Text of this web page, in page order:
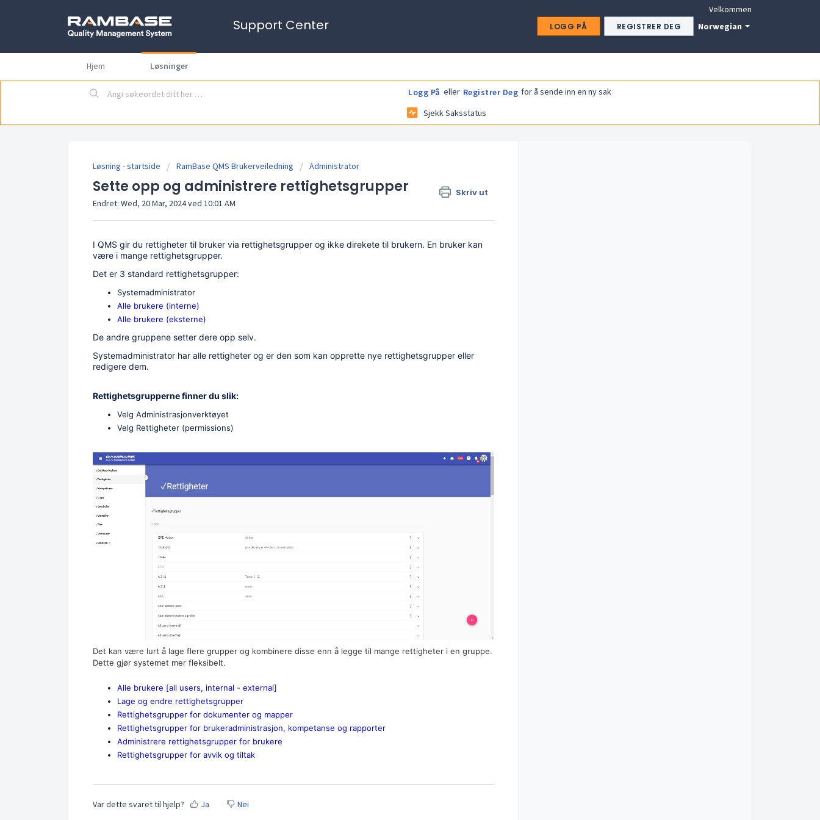
Support Center Norwegian
Velkommen
LOGG PÅ REGISTRER DEG
Hjem Løsninger
Logg På eller Registrer Deg for å sende inn en ny sak
Sjekk Saksstatus
Løsning - startside RamBase QMS Brukerveiledning Administrator
Sette opp og administrere rettighetsgrupper Skriv ut
Endret: Wed, 20 Mar, 2024 ved 10:01 AM
I QMS gir du rettigheter til bruker via rettighetsgrupper og ikke direkete til brukern. En bruker kan
være i mange rettighetsgrupper.
Det er 3 standard rettighetsgrupper:
Systemadministrator
Alle brukere (interne)
Alle brukere (eksterne)
De andre gruppene setter dere opp selv.
Systemadministrator har alle rettigheter og er den som kan opprette nye rettighetsgrupper eller
redigere dem.
Rettighetsgrupperne finner du slik:
Velg Administrasjonverktøyet
Velg Rettigheter (permissions)
Det kan være lurt å lage flere grupper og kombinere disse enn å legge til mange rettigheter i en gruppe.
Dette gjør systemet mer fleksibelt.
Alle brukere [all users, internal - external]
Lage og endre rettighetsgrupper
Rettighetsgrupper for dokumenter og mapper
Rettighetsgrupper for brukeradministrasjon, kompetanse og rapporter
Administrere rettighetsgrupper for brukere
Rettighetsgrupper for avvik og tiltak
Var dette svaret til hjelp? Ja Nei